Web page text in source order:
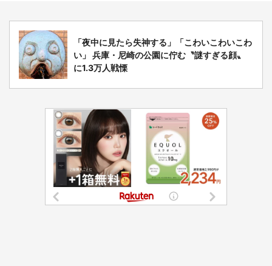
都道府選択
「夜中に見たら失神する」「こわいこわいこわ
い」 兵庫・尼崎の公園に佇む〝謎すぎる顔〟
に1.3万人戦慄